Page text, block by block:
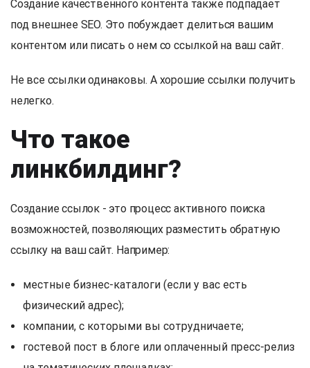
Создание качественного контента также подпадает
под внешнее SEO. Это побуждает делиться вашим
контентом или писать о нем со ссылкой на ваш сайт.
Не все ссылки одинаковы. А хорошие ссылки получить
нелегко.
Что такое
линкбилдинг?
Создание ссылок - это процесс активного поиска
возможностей, позволяющих разместить обратную
ссылку на ваш сайт. Например:
местные бизнес-каталоги (если у вас есть
физический адрес);
компании, с которыми вы сотрудничаете;
гостевой пост в блоге или оплаченный пресс-релиз